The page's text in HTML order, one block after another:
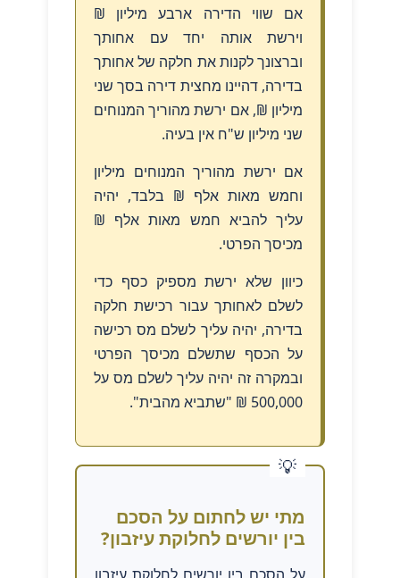
אם שווי הדירה ארבע מיליון ₪
וירשת אותה יחד עם אחותך
וברצונך לקנות את חלקה של אחותך
בדירה, דהיינו מחצית דירה בסך שני
מיליון ₪, אם ירשת מהוריך המנוחים
שני מיליון ש"ח אין בעיה.
אם ירשת מהוריך המנוחים מיליון
וחמש מאות אלף ₪ בלבד, יהיה
עליך להביא חמש מאות אלף ₪
מכיסך הפרטי.
כיוון שלא ירשת מספיק כסף כדי
לשלם לאחותך עבור רכישת חלקה
בדירה, יהיה עליך לשלם מס רכישה
על הכסף שתשלם מכיסך הפרטי
ובמקרה זה יהיה עליך לשלם מס על
500,000 ₪ "שתביא מהבית".
מתי יש לחתום על הסכם
בין יורשים לחלוקת עיזבון?
על הסכם בין יורשים לחלוקת עיזבון